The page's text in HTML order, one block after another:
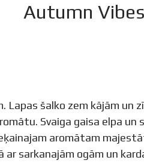
Autumn
šalko zem kājām un
Svaiga gaisa elpa un
aromātam
sarkanajām ogām un